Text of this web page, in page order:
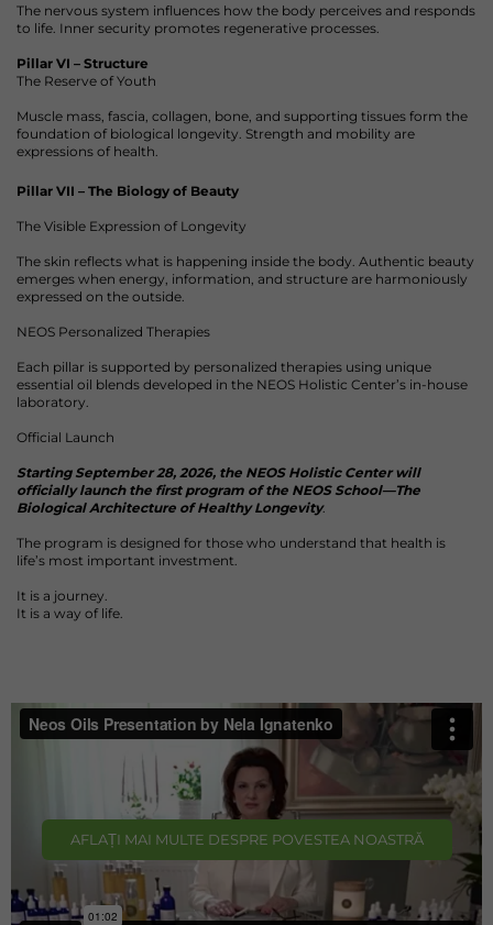
The nervous system influences how the body perceives and responds
to life. Inner security promotes regenerative processes.
Pillar VI – Structure
The Reserve of Youth
Muscle mass, fascia, collagen, bone, and supporting tissues form the
foundation of biological longevity. Strength and mobility are
expressions of health.
Pillar VII – The Biology of Beauty
The Visible Expression of Longevity
The skin reflects what is happening inside the body. Authentic beauty
emerges when energy, information, and structure are harmoniously
expressed on the outside.
NEOS Personalized Therapies
Each pillar is supported by personalized therapies using unique
essential oil blends developed in the NEOS Holistic Center’s in-house
laboratory.
Official Launch
Starting September 28, 2026, the NEOS Holistic Center will
officially launch the first program of the NEOS School—The
Biological Architecture of Healthy Longevity.
The program is designed for those who understand that health is
life’s most important investment.
It is a journey.
It is a way of life.
AFLAȚI MAI MULTE DESPRE POVESTEA NOASTRĂ